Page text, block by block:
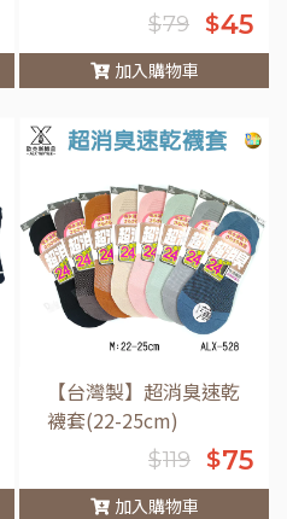
$79 $45
加入購物車
【台灣製】超消臭速乾
襪套(22-25cm)
$119 $75
加入購物車